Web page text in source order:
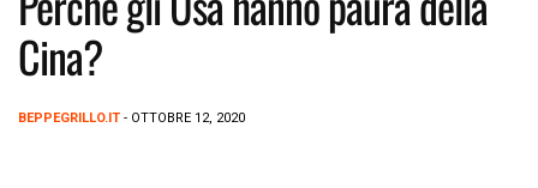
Cina?
BEPPEGRILLO.IT - OTTOBRE 12, 2020